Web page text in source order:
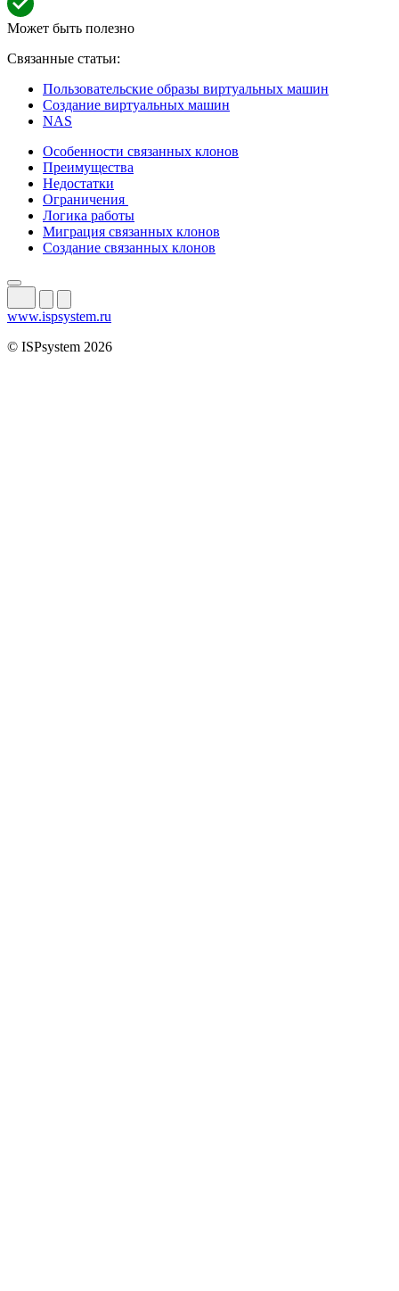
Может быть полезно
Связанные статьи:
Пользовательские образы виртуальных машин
Создание виртуальных машин
NAS
Особенности связанных клонов
Преимущества
Недостатки
Ограничения
Логика работы
Миграция связанных клонов
Создание связанных клонов
www.ispsystem.ru
© ISPsystem 2026